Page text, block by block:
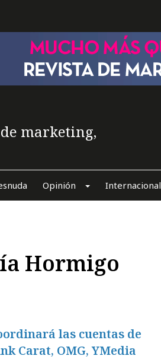
marketing,
Opinión Internacional
Hormigo
las cuentas de
Carat, OMG, YMedia